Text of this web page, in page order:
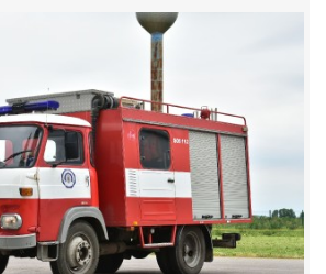
|Aktualizované 22. 7. 2026|Hore ↑